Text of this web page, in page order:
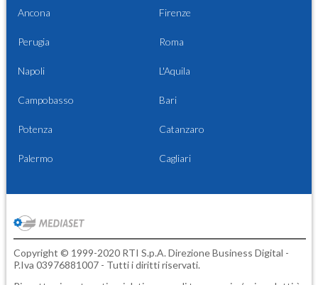
Ancona Firenze
Perugia Roma
Napoli L'Aquila
Campobasso Bari
Potenza Catanzaro
Palermo Cagliari
Copyright © 1999-2020 RTI S.p.A. Direzione Business Digital -
P.Iva 03976881007 - Tutti i diritti riservati.